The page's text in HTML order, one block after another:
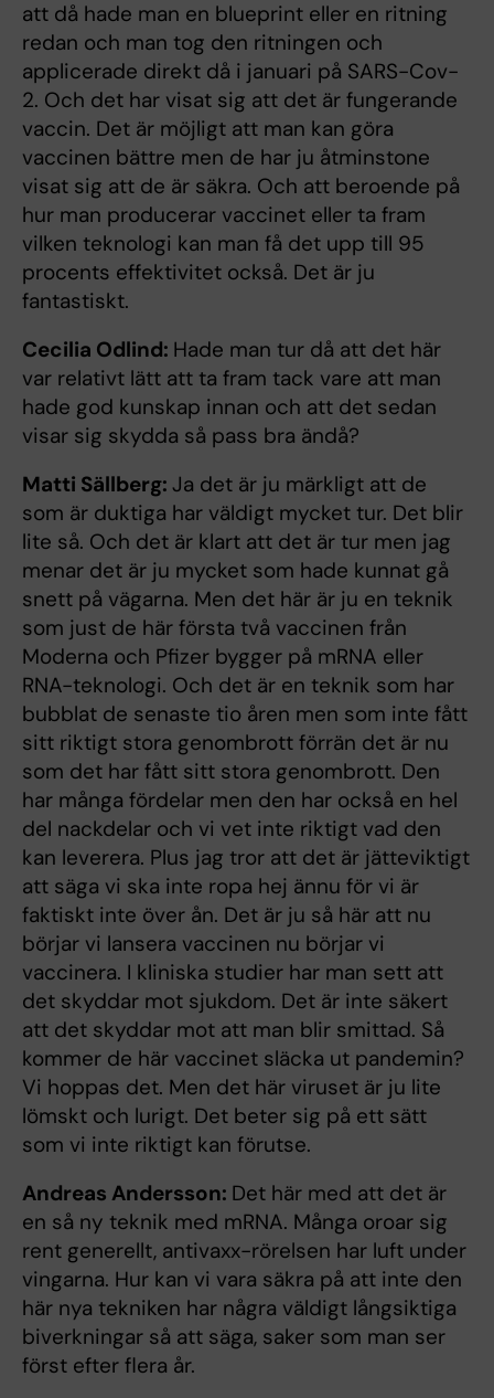
att då hade man en blueprint eller en ritning
redan och man tog den ritningen och
applicerade direkt då i januari på SARS-Cov-
2. Och det har visat sig att det är fungerande
vaccin. Det är möjligt att man kan göra
vaccinen bättre men de har ju åtminstone
visat sig att de är säkra. Och att beroende på
hur man producerar vaccinet eller ta fram
vilken teknologi kan man få det upp till 95
procents effektivitet också. Det är ju
fantastiskt.
Cecilia Odlind: Hade man tur då att det här
var relativt lätt att ta fram tack vare att man
hade god kunskap innan och att det sedan
visar sig skydda så pass bra ändå?
Matti Sällberg: Ja det är ju märkligt att de
som är duktiga har väldigt mycket tur. Det blir
lite så. Och det är klart att det är tur men jag
menar det är ju mycket som hade kunnat gå
snett på vägarna. Men det här är ju en teknik
som just de här första två vaccinen från
Moderna och Pfizer bygger på mRNA eller
RNA-teknologi. Och det är en teknik som har
bubblat de senaste tio åren men som inte fått
sitt riktigt stora genombrott förrän det är nu
som det har fått sitt stora genombrott. Den
har många fördelar men den har också en hel
del nackdelar och vi vet inte riktigt vad den
kan leverera. Plus jag tror att det är jätteviktigt
att säga vi ska inte ropa hej ännu för vi är
faktiskt inte över ån. Det är ju så här att nu
börjar vi lansera vaccinen nu börjar vi
vaccinera. I kliniska studier har man sett att
det skyddar mot sjukdom. Det är inte säkert
att det skyddar mot att man blir smittad. Så
kommer de här vaccinet släcka ut pandemin?
Vi hoppas det. Men det här viruset är ju lite
lömskt och lurigt. Det beter sig på ett sätt
som vi inte riktigt kan förutse.
Andreas Andersson: Det här med att det är
en så ny teknik med mRNA. Många oroar sig
rent generellt, antivaxx-rörelsen har luft under
vingarna. Hur kan vi vara säkra på att inte den
här nya tekniken har några väldigt långsiktiga
biverkningar så att säga, saker som man ser
först efter flera år.